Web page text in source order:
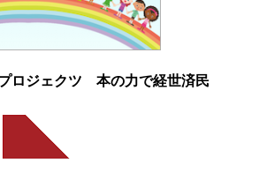
ロジェクツ 本の力で経世済民